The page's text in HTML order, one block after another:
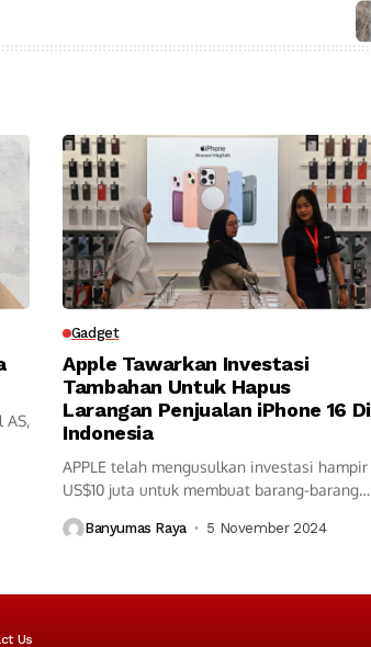
AS,
Gadget
Apple Tawarkan Investasi
Tambahan Untuk Hapus
Larangan Penjualan iPhone 16 Di
Indonesia
APPLE telah mengusulkan investasi hampir
US$10 juta untuk membuat barang-barang
Banyumas Raya 5 November 2024
Us